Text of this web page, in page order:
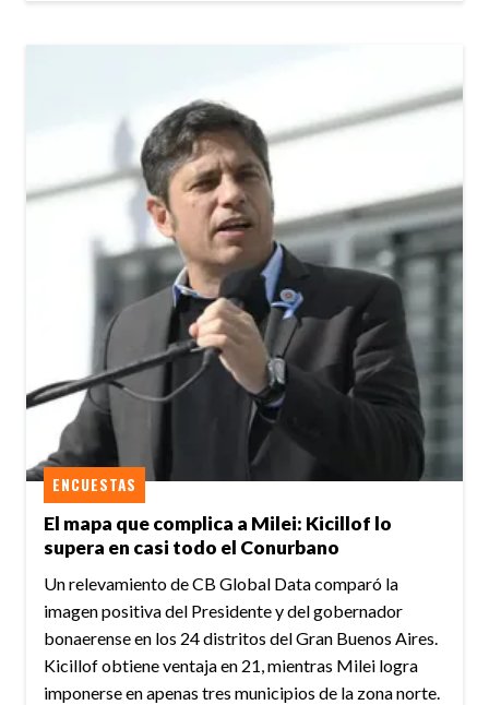
El mapa que complica a Milei: Kicillof lo
supera en casi todo el Conurbano
ENCUESTAS
Un relevamiento de CB Global Data comparó la
imagen positiva del Presidente y del gobernador
bonaerense en los 24 distritos del Gran Buenos Aires.
Kicillof obtiene ventaja en 21, mientras Milei logra
imponerse en apenas tres municipios de la zona norte.